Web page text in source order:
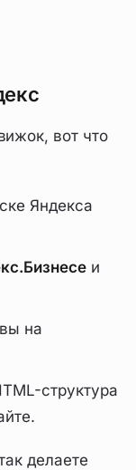
вот что
Яндекса
и
на
структура
делаете